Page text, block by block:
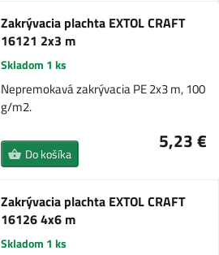
Zakrývacia plachta EXTOL CRAFT
16121 2x3 m
Skladom 1 ks
Nepremokavá zakrývacia PE 2x3 m, 100
g/m2.
5,23 €
Do košíka
Zakrývacia plachta EXTOL CRAFT
16126 4x6 m
Skladom 1 ks